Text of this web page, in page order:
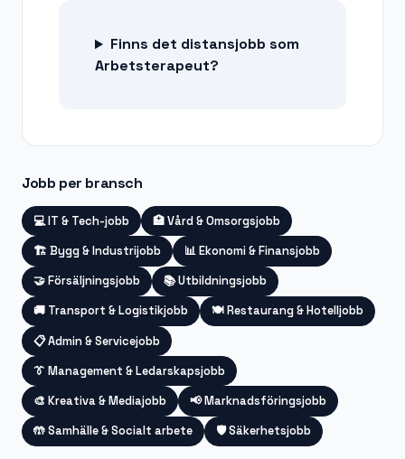
Finns det distansjobb som
Arbetsterapeut?
Jobb per bransch
💻IT & Tech-jobb 🏥Vård & Omsorgsjobb
🏗️ Bygg & Industrijobb 📊Ekonomi & Finansjobb
🤝Försäljningsjobb 📚Utbildningsjobb
🚚 Transport & Logistikjobb 🍽️Restaurang & Hotelljobb
📋Admin & Servicejobb
👔 Management & Ledarskapsjobb
🎨 Kreativa & Mediajobb 📢Marknadsföringsjobb
🤲Samhälle & Socialt arbete 🛡️Säkerhetsjobb